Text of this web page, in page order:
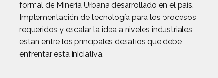
formal de Minería Urbana desarrollado en el país.
Implementación de tecnología para los procesos
requeridos y escalar la idea a niveles industriales,
están entre los principales desafíos que debe
enfrentar esta iniciativa.